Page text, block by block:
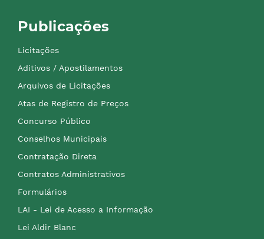
Publicações
Licitações
Aditivos / Apostilamentos
Arquivos de Licitações
Atas de Registro de Preços
Concurso Público
Conselhos Municipais
Contratação Direta
Contratos Administrativos
Formulários
LAI - Lei de Acesso a Informação
Lei Aldir Blanc